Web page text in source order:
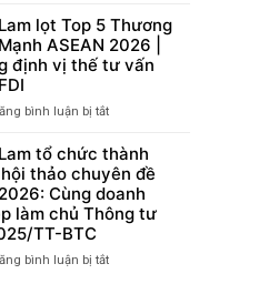
VÀ
LAO
ĐỘNG
THÁNG
07/2026”
TẠI
BẮC
Đồng
Lao
Động
tại
TP.HCM
LAM
VINH
DỰ
ĐƯỢC
THƯỞNG
TẠI
HỘI
NGHỊ
VTCA
lọt Top 5 Thương
ASEAN 2026 |
định vị thế tư vấn
bình luận bị tắt
Lam
lọt
Top
5
Thương
tổ chức thành
thảo chuyên đề
Cùng doanh
làm chủ Thông tư
TT-BTC
bình luận bị tắt